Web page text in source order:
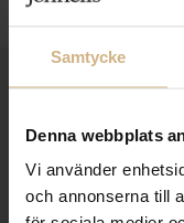
Samtycke
Denna webbplats
Vi använder
och annonserna till
1-3